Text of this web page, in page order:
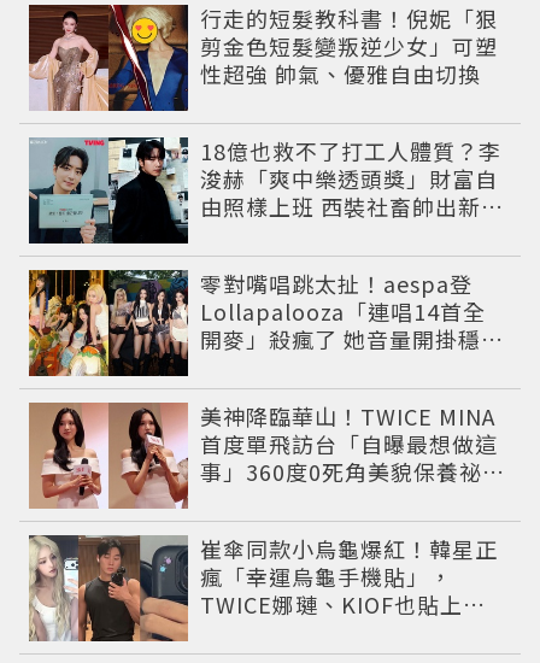
行走的短髮教科書！倪妮「狠
剪金色短髮變叛逆少女」可塑
性超強 帥氣、優雅自由切換
18億也救不了打工人體質？李
浚赫「爽中樂透頭獎」財富自
由照樣上班 西裝社畜帥出新高
零對嘴唱跳太扯！aespa登
Lollapalooza「連唱14首全
開麥」殺瘋了 她音量開掛穩到
美神降臨華山！TWICE MINA
首度單飛訪台「自曝最想做這
事」360度0死角美貌保養祕訣
崔傘同款小烏龜爆紅！韓星正
瘋「幸運烏龜手機貼」，
TWICE娜璉、KIOF也貼上求